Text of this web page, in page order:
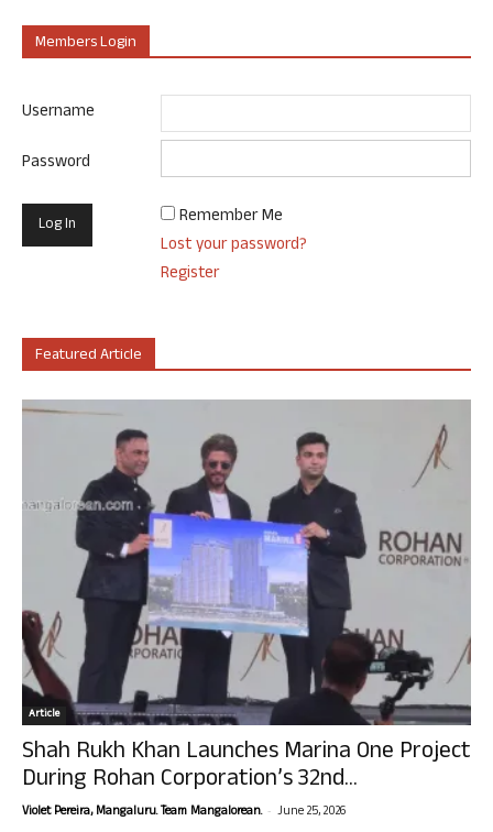
Members Login
Username
Password
Remember Me
Lost your password?
Register
Featured Article
Article
Shah Rukh Khan Launches Marina One Project
During Rohan Corporation’s 32nd...
Violet Pereira, Mangaluru. Team Mangalorean. - June 25, 2026